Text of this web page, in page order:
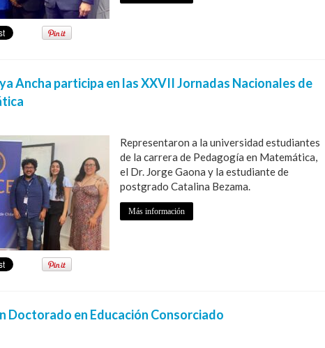
Ancha participa en las XXVII Jornadas Nacionales de
Representaron a la universidad estudiantes
de la carrera de Pedagogía en Matemática,
el Dr. Jorge Gaona y la estudiante de
postgrado Catalina Bezama.
Más información
Doctorado en Educación Consorciado